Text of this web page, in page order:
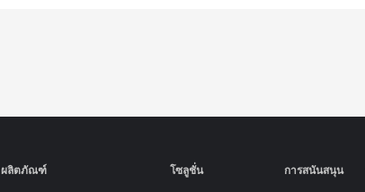
ผลิตภัณฑ์
โซลูชั่น
การสนันสนุน